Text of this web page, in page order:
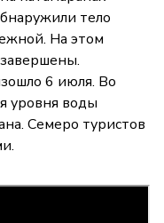
тело
На этом
6 июля. Во
уровня воды
Семеро туристов